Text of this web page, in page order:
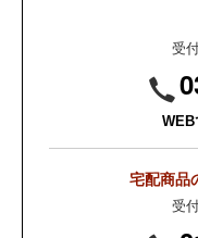
受
WEB
宅配商品
受